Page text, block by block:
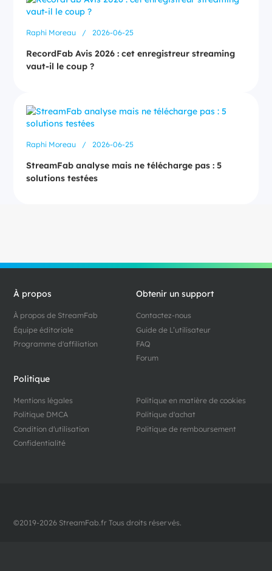
Raphi Moreau / 2026-06-25
RecordFab Avis 2026 : cet enregistreur streaming
vaut-il le coup ?
Raphi Moreau / 2026-06-25
StreamFab analyse mais ne télécharge pas : 5
solutions testées
À propos
À propos de StreamFab
Équipe éditoriale
Programme d'affiliation
Obtenir un support
Contactez-nous
Guide de L’utilisateur
FAQ
Forum
Politique
Mentions légales
Politique DMCA
Condition d'utilisation
Confidentialité
Politique en matière de cookies
Politique d'achat
Politique de remboursement
©2019-2026 StreamFab.fr Tous droits réservés.